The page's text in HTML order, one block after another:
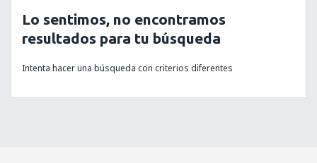
Lo sentimos, no encontramos
resultados para tu búsqueda
Intenta hacer una búsqueda con criterios diferentes